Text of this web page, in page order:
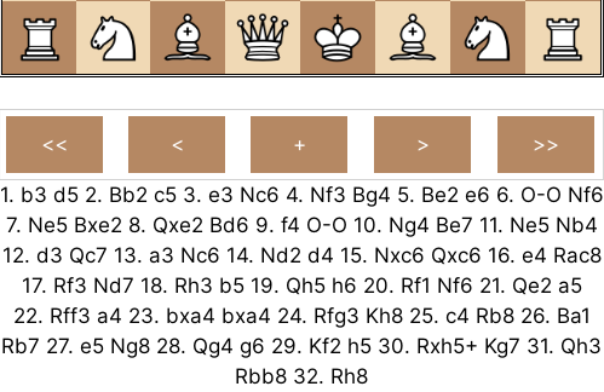
1. b3 d5 2. Bb2 c5 3. e3 Nc6 4. Nf3 Bg4 5. Be2 e6 6. O-O Nf6
7. Ne5 Bxe2 8. Qxe2 Bd6 9. f4 O-O 10. Ng4 Be7 11. Ne5 Nb4
12. d3 Qc7 13. a3 Nc6 14. Nd2 d4 15. Nxc6 Qxc6 16. e4 Rac8
17. Rf3 Nd7 18. Rh3 b5 19. Qh5 h6 20. Rf1 Nf6 21. Qe2 a5
22. Rff3 a4 23. bxa4 bxa4 24. Rfg3 Kh8 25. c4 Rb8 26. Ba1
Rb7 27. e5 Ng8 28. Qg4 g6 29. Kf2 h5 30. Rxh5+ Kg7 31. Qh3
Rbb8 32. Rh8